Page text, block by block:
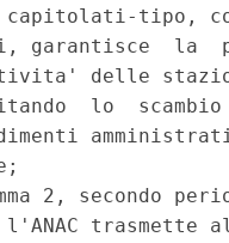
capitolati-
garantisce  la
delle
lo
2, secondo
trasmette